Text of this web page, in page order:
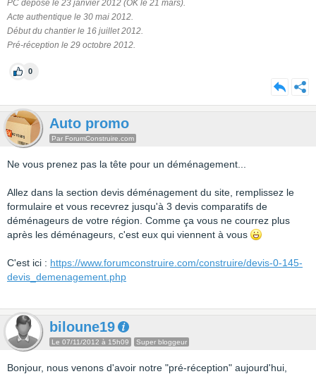
PC déposé le 23 janvier 2012 (OK le 21 mars).
Acte authentique le 30 mai 2012.
Début du chantier le 16 juillet 2012.
Pré-réception le 29 octobre 2012.
0
Auto promo
Par ForumConstruire.com
Ne vous prenez pas la tête pour un déménagement...
Allez dans la section devis déménagement du site, remplissez le
formulaire et vous recevrez jusqu'à 3 devis comparatifs de
déménageurs de votre région. Comme ça vous ne courrez plus
après les déménageurs, c'est eux qui viennent à vous
C'est ici : https://www.forumconstruire.com/construire/devis-0-145-
devis_demenagement.php
biloune19
Le 07/11/2012 à 15h09 Super bloggeur
Bonjour, nous venons d'avoir notre "pré-réception" aujourd'hui,